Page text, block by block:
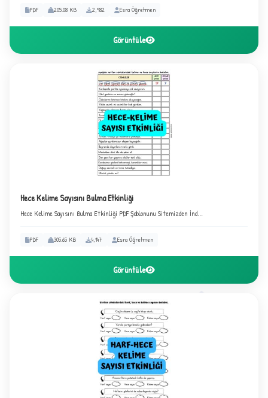
PDF 205.08 KB 2,982 Esra Öğretmen
Görüntüle
Hece Kelime Sayısını Bulma Etkinliği
Hece Kelime Sayısını Bulma Etkinliği PDF Şablonunu Sitemizden İnd...
PDF 305.65 KB 4,147 Esra Öğretmen
Görüntüle